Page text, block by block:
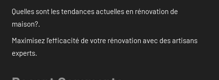
Quelles sont les tendances actuelles en rénovation de
maison?.
Maximisez l’efficacité de votre rénovation avec des artisans
experts.